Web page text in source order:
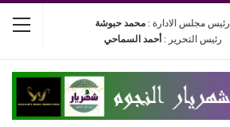
رئيس مجلس الادارة : محمد حبوشة
رئيس التحرير : أحمد السماحي